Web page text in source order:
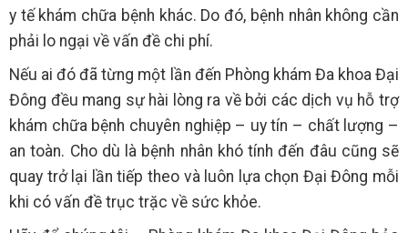
y tế khám chữa bệnh khác. Do đó, bệnh nhân không cần
phải lo ngại về vấn đề chi phí.
Nếu ai đó đã từng một lần đến Phòng khám Đa khoa Đại
Đông đều mang sự hài lòng ra về bởi các dịch vụ hỗ trợ
khám chữa bệnh chuyên nghiệp – uy tín – chất lượng –
an toàn. Cho dù là bệnh nhân khó tính đến đâu cũng sẽ
quay trở lại lần tiếp theo và luôn lựa chọn Đại Đông mỗi
khi có vấn đề trục trặc về sức khỏe.